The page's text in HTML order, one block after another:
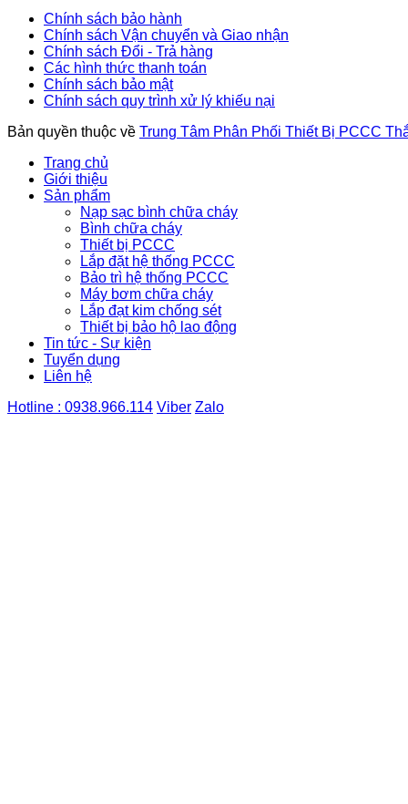
Chính sách bảo hành
Chính sách Vận chuyển và Giao nhận
Chính sách Đổi - Trả hàng
Các hình thức thanh toán
Chính sách bảo mật
Chính sách quy trình xử lý khiếu nại
Bản quyền thuộc về Trung Tâm Phân Phối Thiết Bị PCCC
Trang chủ
Giới thiệu
Sản phẩm
Nạp sạc bình chữa cháy
Bình chữa cháy
Thiết bị PCCC
Lắp đặt hệ thống PCCC
Bảo trì hệ thống PCCC
Máy bơm chữa cháy
Lắp đạt kim chống sét
Thiết bị bảo hộ lao động
Tin tức - Sự kiện
Tuyển dụng
Liên hệ
Hotline : 0938.966.114 Viber Zalo